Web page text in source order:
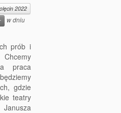
2022
w dniu
prób i
praca
gdzie
teatry